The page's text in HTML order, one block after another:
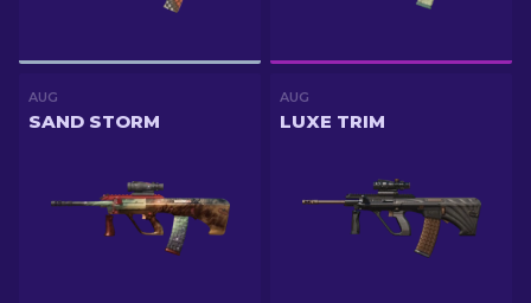
AUG
SAND STORM
AUG
LUXE TRIM